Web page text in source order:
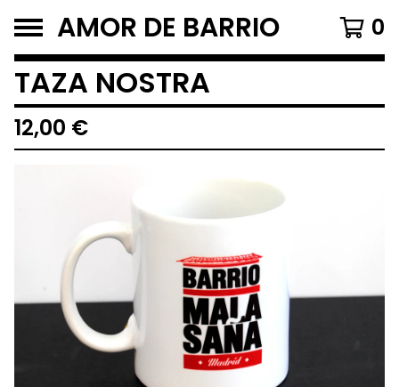
AMOR DE BARRIO 0
TAZA NOSTRA
12,00 €